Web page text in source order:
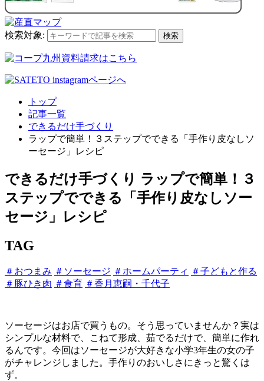
検索対象: 検索
トップ
記事一覧
できるだけ手づくり
ラップで簡単！３ステップでできる「手作り皮なしソ
ーセージ」レシピ
できるだけ手づくり ラップで簡単！３
ステップでできる「手作り皮なしソー
セージ」レシピ
TAG
＃おつまみ ＃ソーセージ ＃ホームパーティ ＃子どもと作る
＃豚ひき肉 ＃食育 ＃香月恵嗣・千代子
ソーセージはお店で買うもの。そう思っていませんか？実は
シンプルな材料で、こねて形成、茹でるだけで、簡単に作れ
るんです。今回はソーセージが大好きな小学3年生の女の子
がチャレンジしました。手作りのおいしさにきっと驚くは
ず。